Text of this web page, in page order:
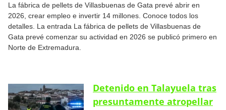
La fábrica de pellets de Villasbuenas de Gata prevé abrir en
2026, crear empleo e invertir 14 millones. Conoce todos los
detalles. La entrada La fábrica de pellets de Villasbuenas de
Gata prevé comenzar su actividad en 2026 se publicó primero en
Norte de Extremadura.
Detenido en Talayuela tras
presuntamente atropellar